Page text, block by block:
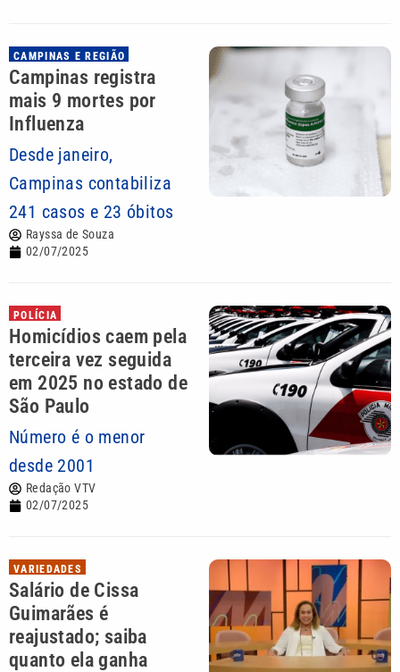
CAMPINAS E REGIÃO
Campinas registra
mais 9 mortes por
Influenza
Desde janeiro,
Campinas contabiliza
241 casos e 23 óbitos
Rayssa de Souza
02/07/2025
POLÍCIA
Homicídios caem pela
terceira vez seguida
em 2025 no estado de
São Paulo
Número é o menor
desde 2001
Redação VTV
02/07/2025
VARIEDADES
Salário de Cissa
Guimarães é
reajustado; saiba
quanto ela ganha